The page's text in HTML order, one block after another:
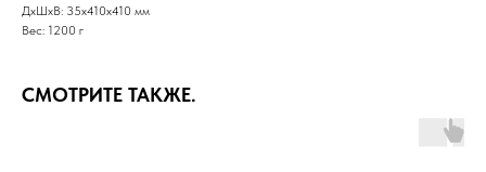
ДxШxВ: 35x410x410 мм
Вес: 1200 г
СМОТРИТЕ ТАКЖЕ.